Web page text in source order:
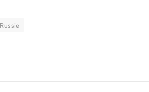
Russie